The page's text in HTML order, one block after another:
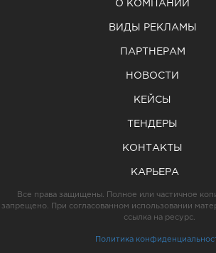
О КОМПАНИИ
ВИДЫ РЕКЛАМЫ
ПАРТНЕРАМ
НОВОСТИ
КЕЙСЫ
ТЕНДЕРЫ
КОНТАКТЫ
КАРЬЕРА
Все права защищены. Полное или частичное
запрещено. При согласованном использовании
ссылка на ресурс.
Политика